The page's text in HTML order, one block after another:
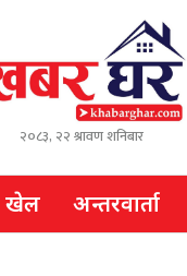
२०८३, २२ श्रावण शनिबार
खेल अन्तरवार्ता